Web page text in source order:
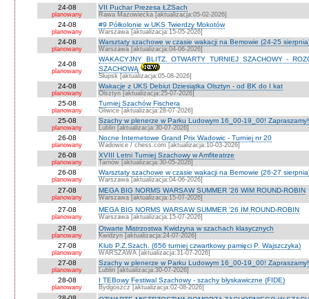
24-08
planowany
VII Puchar Prezesa ŁZSach
Rawa Mazowiecka [aktualizacja:05-02-2026]
24-08
planowany
#9 Półkolonie w UKS Twierdzy Mokotów
Warszawa [aktualizacja:15-05-2026]
24-08
planowany
Warsztaty szachowe w czasie wakacji na Bemowie (24-25
Warszawa [aktualizacja:04-06-2026]
24-08
planowany
WAKACYJNY BLITZ. OTWARTY TURNIEJ SZACHOWY -
SZACHOWĄ
Słupsk [aktualizacja:05-08-2026]
24-08
planowany
Wakacje z UKS Debiut Dziesiątka Olsztyn - od BK do I kat
Olsztyn [aktualizacja:25-07-2026]
25-08
planowany
Turniej Szachów Fischera
Gliwice [aktualizacja:28-07-2026]
25-08
planowany
Szachy w plenerze w Parku Ludowym 16_00-19_00! Zapraszamy!
Lublin [aktualizacja:30-07-2026]
26-08
planowany
Nocne Internetowe Grand Prix Wadowic - Turniej nr 20
Wadowice / chess.com [aktualizacja:10-03-2026]
26-08
planowany
XVIII Letni Turniej Szachowy w Amfiteatrze
Tarnów [aktualizacja:30-05-2026]
26-08
planowany
Warsztaty szachowe w czasie wakacji na Bemowie (26-27
Warszawa [aktualizacja:04-06-2026]
27-08
planowany
MEGA BIG NORMS WARSAW SUMMER '26 WIM ROUND-ROBIN
Warszawa [aktualizacja:15-07-2026]
27-08
planowany
MEGA BIG NORMS WARSAW SUMMER '26 IM ROUND-ROBIN
Warszawa [aktualizacja:15-07-2026]
27-08
planowany
Otwarte Mistrzostwa Kwidzyna w szachach klasycznych
Kwidzyn [aktualizacja:24-07-2026]
27-08
planowany
Klub P.Z.Szach. (656 turniej czwartkowy pamięci P. Wajszczyka)
WARSZAWA [aktualizacja:31-07-2026]
27-08
planowany
Szachy w plenerze w Parku Ludowym 16_00-19_00! Zapraszamy!
Lublin [aktualizacja:30-07-2026]
28-08
planowany
I TEBowy Festiwal Szachowy - szachy błyskawiczne (FIDE)
Bydgoszcz [aktualizacja:02-08-2026]